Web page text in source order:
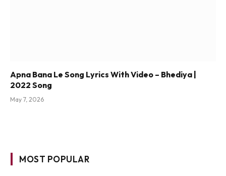
Apna Bana Le Song Lyrics With Video – Bhediya |
2022 Song
May 7, 2026
MOST POPULAR